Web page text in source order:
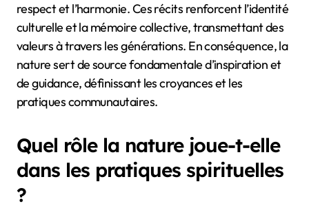
respect et l’harmonie. Ces récits renforcent l’identité
culturelle et la mémoire collective, transmettant des
valeurs à travers les générations. En conséquence, la
nature sert de source fondamentale d’inspiration et
de guidance, définissant les croyances et les
pratiques communautaires.
Quel rôle la nature joue-t-elle
dans les pratiques spirituelles
?